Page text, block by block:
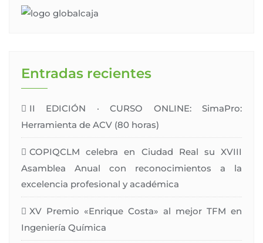
Entradas recientes
II EDICIÓN · CURSO ONLINE: SimaPro:
Herramienta de ACV (80 horas)
COPIQCLM celebra en Ciudad Real su XVIII
Asamblea Anual con reconocimientos a la
excelencia profesional y académica
XV Premio «Enrique Costa» al mejor TFM en
Ingeniería Química